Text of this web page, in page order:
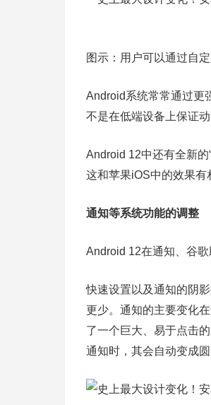
图示：用户可以通过自
Android系统常常通过更
不是在低端设备上保证
Android 12中还有全新的
这和苹果iOS中的效果有
通知等系统功能的调整
Android 12在通知、谷
快速设置以及通知的阴
更少。通知的主要变化
了一个巨大、易于点击
通知时，其会自动变成